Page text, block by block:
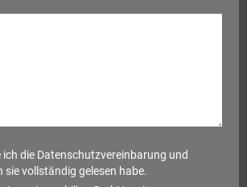
ich die Datenschutzvereinbarung und
sie vollständig gelesen habe.